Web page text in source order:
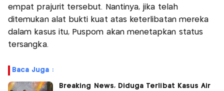
empat prajurit tersebut. Nantinya, jika telah
ditemukan alat bukti kuat atas keterlibatan mereka
dalam kasus itu, Puspom akan menetapkan status
tersangka.
Baca Juga :
Breaking News, Diduga Terlibat Kasus Air